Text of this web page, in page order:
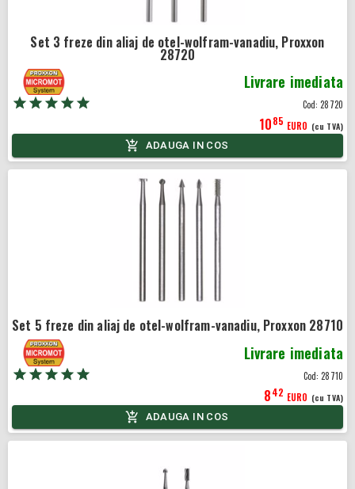
Set 3 freze din aliaj de otel-wolfram-vanadiu, Proxxon
28720
Livrare imediata
Cod:28720
1085 EURO (cu TVA)
ADAUGA IN COS
Set 5 freze din aliaj de otel-wolfram-vanadiu, Proxxon 28710
Livrare imediata
Cod:28710
842 EURO (cu TVA)
ADAUGA IN COS